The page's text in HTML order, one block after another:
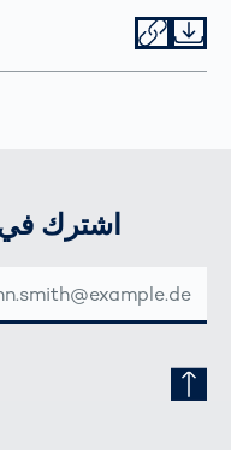
اشترك في
البريد
الإلكتروني